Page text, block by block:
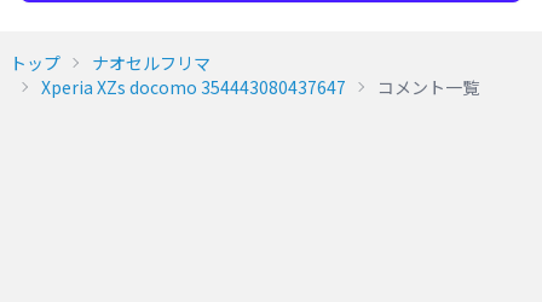
トップ
ナオセルフリマ
Xperia XZs docomo 354443080437647
コメント一覧